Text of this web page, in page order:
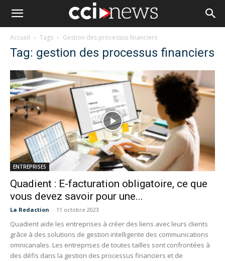
Accueil Tags Gestion des processus financiers
Tag: gestion des processus financiers
ENTREPRISES
Quadient : E-facturation obligatoire, ce que
vous devez savoir pour une...
La Redaction - 11 octobre 2023
Quadient aide les entreprises à créer des liens avec leurs clients
grâce à des solutions de gestion intelligente des communications
omnicanales. Les entreprises de toutes tailles sont confrontées à
des défis dans la gestion des processus financiers et de